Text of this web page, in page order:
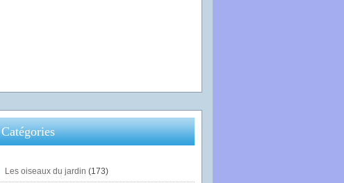
Catégories
Les oiseaux du jardin (173)